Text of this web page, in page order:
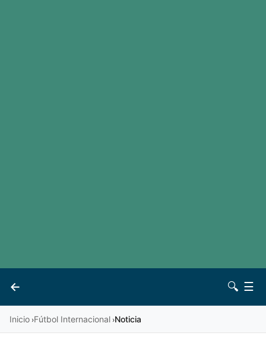
←
Vives 🔍 ☰
Inicio ›Fútbol Internacional ›Noticia